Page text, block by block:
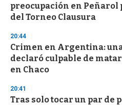
preocupación en
del Torneo Clausura
20:44
Crimen en Argentina: una
declaró culpable de
en Chaco
20:41
Tras solo tocar un par de